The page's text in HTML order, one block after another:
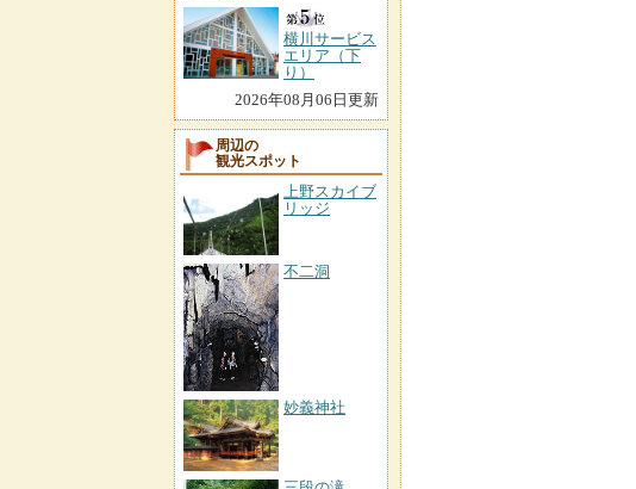
横川サービス
エリア（下
り）
2026年08月06日更新
周辺の
観光スポット
上野スカイブ
リッジ
不二洞
妙義神社